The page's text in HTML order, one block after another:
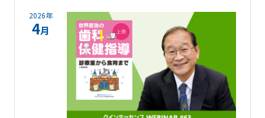
2026年
4月